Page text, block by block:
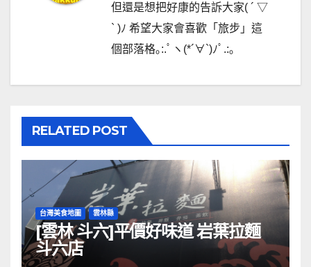
但還是想把好康的告訴大家( ´ ▽
` )ﾉ 希望大家會喜歡「旅步」這
個部落格｡:.ﾟヽ(*´∀`)ﾉﾟ.:｡
RELATED POST
台灣美食地圖 雲林縣
[雲林 斗六]平價好味道 岩葉拉麵
斗六店